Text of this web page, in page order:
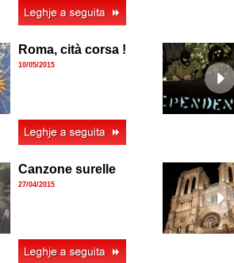
Roma, cità corsa !
10/05/2015
Canzone surelle
27/04/2015